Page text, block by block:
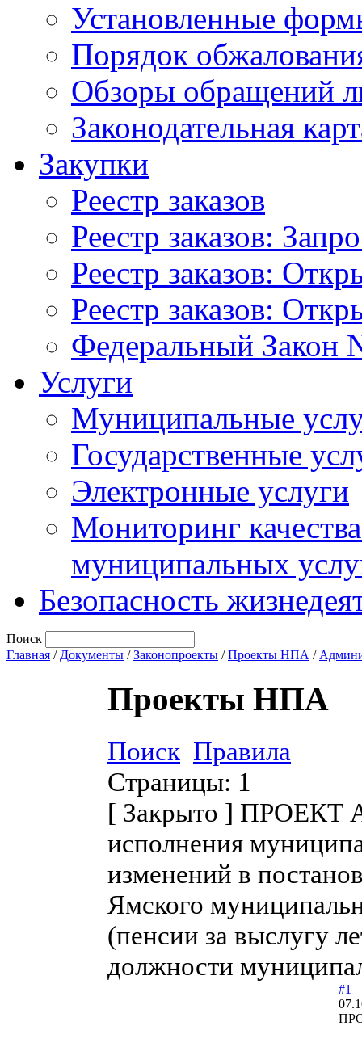
Установленные
Порядок
Обзоры обращений
Законодательная
Закупки
Реестр заказов
Реестр заказов:
Реестр заказов:
Реестр заказов:
Федеральный Закон
Услуги
Муниципальные
Государственные
Электронные услуги
Мониторинг
муниципальных
Безопасность
Поиск
Главная / Документы /Законопроекты /Проекты НПА /
Проекты НПА
Поиск Правила
Страницы: 1
[ Закрыто ] ПРОЕКТ
исполнения
изменений в
Ямского
(пенсии за выслугу
должности
#1